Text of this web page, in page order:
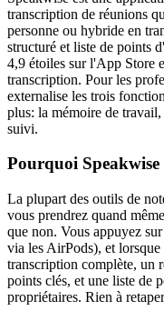
transcription de réunions
personne ou hybride en
structuré et liste de points
4,9 étoiles sur l'App Store
transcription. Pour les
externalise les trois
plus: la mémoire de
suivi.
Pourquoi Speakwise
La plupart des outils de
vous prendrez quand
que non. Vous appuyez
via les AirPods), et
transcription complète, un
points clés, et une liste de
propriétaires. Rien à